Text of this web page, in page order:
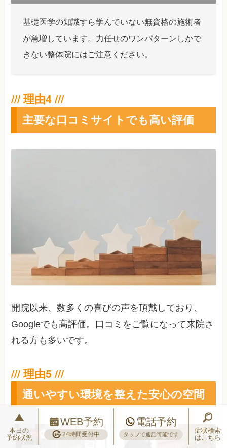
基礎医学の知識すら学んでいない無資格の施術者
が急増しています。力任せのワンパターンしかで
きない整体院にはご注意ください。
主要な口コミサイトでも高い評価
開院以来、数多くの喜びの声を頂戴しており、
Googleでも高評価。口コミをご覧になって来院さ
れる方も多いです。
通いやすい環境を整えた安心の空間
本日の
予約状況
WEB予約
24時間受付中
電話予約
タップで通話可能です
症状検索
はこちら